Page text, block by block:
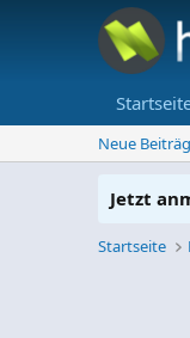
Neue
Jetzt
Startseite